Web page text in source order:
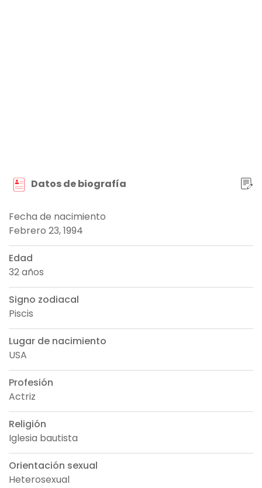
Datos de biografía
Fecha de nacimiento
Febrero 23, 1994
Edad
32 años
Signo zodiacal
Piscis
Lugar de nacimiento
USA
Profesión
Actriz
Religión
Iglesia bautista
Orientación sexual
Heterosexual